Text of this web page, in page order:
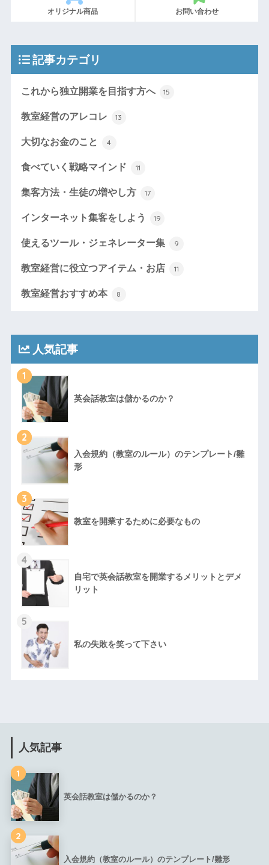
オリジナル商品 お問い合わせ
記事カテゴリ
これから独立開業を目指す方へ 15
教室経営のアレコレ 13
大切なお金のこと 4
食べていく戦略マインド 11
集客方法・生徒の増やし方 17
インターネット集客をしよう 19
使えるツール・ジェネレーター集 9
教室経営に役立つアイテム・お店 11
教室経営おすすめ本 8
人気記事
1
英会話教室は儲かるのか？
2
入会規約（教室のルール）のテンプレート/雛
形
3
教室を開業するために必要なもの
4
自宅で英会話教室を開業するメリットとデメ
リット
5
私の失敗を笑って下さい
人気記事
1
英会話教室は儲かるのか？
2
入会規約（教室のルール）のテンプレート/雛形